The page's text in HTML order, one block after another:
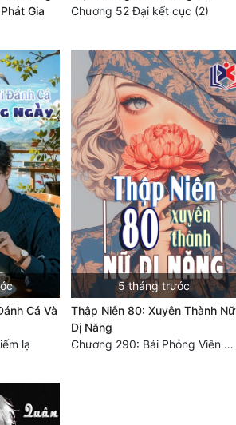
Gia
Chương 52 Đại kết cục (2)
Cá Và
lạ
5 tháng trước
Thập Niên 80: Xuyên Thành Nữ
Dị Năng
Chương 290: Bái Phỏng Viên Gia